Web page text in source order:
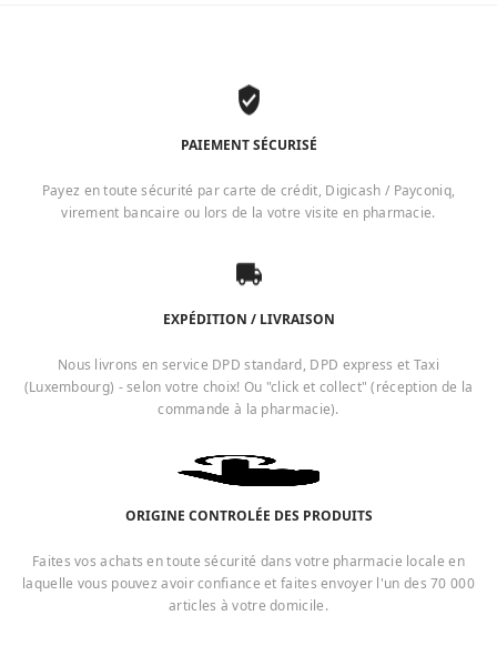
PAIEMENT SÉCURISÉ
Payez en toute sécurité par carte de crédit, Digicash / Payconiq,
virement bancaire ou lors de la votre visite en pharmacie.
EXPÉDITION / LIVRAISON
Nous livrons en service DPD standard, DPD express et Taxi
(Luxembourg) - selon votre choix! Ou "click et collect" (réception de la
commande à la pharmacie).
ORIGINE CONTROLÉE DES PRODUITS
Faites vos achats en toute sécurité dans votre pharmacie locale en
laquelle vous pouvez avoir confiance et faites envoyer l'un des 70 000
articles à votre domicile.